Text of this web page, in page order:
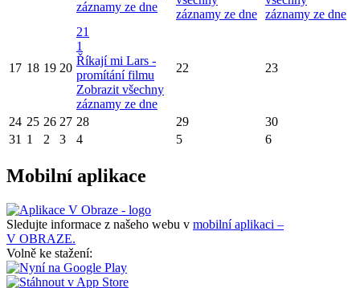
záznamy ze dne
záznamy ze dne záznamy ze dne
17 18 19 20
21
1
Říkají mi Lars -
promítání filmu
Zobrazit všechny
záznamy ze dne
22 23
24 25 26 27 28 29
30
31 1 2 3 4 5 6
Mobilní aplikace
Sledujte informace z našeho webu v mobilní aplikaci –
V OBRAZE.
Volně ke stažení: